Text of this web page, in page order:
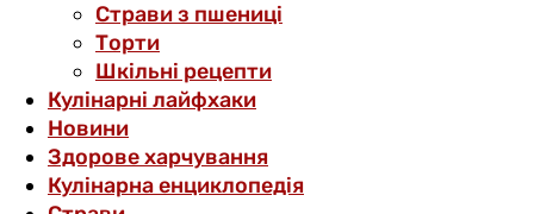
Страви з пшениці
Торти
Шкільні рецепти
Кулінарні лайфхаки
Новини
Здорове харчування
Кулінарна енциклопедія